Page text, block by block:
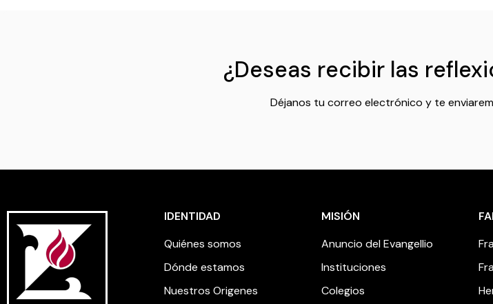
¿Deseas recibir las
Déjanos tu correo electrónico y te
IDENTIDAD
Quiénes somos
Dónde estamos
Nuestros Origenes
MISIÓN
Anuncio del Evangellio
Instituciones
Colegios